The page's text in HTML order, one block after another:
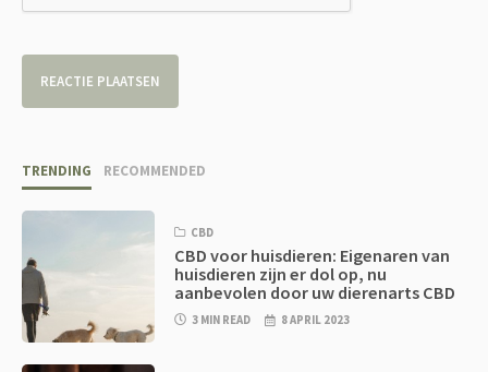
TRENDING RECOMMENDED
CBD
CBD voor huisdieren: Eigenaren van
huisdieren zijn er dol op, nu
aanbevolen door uw dierenarts CBD
3 MIN READ 8 APRIL 2023